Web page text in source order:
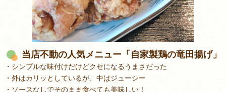
当店不動の人気メニュー「自家製鶏の竜田揚げ」
・シンプルな味付けだけどクセになるうまさだった
・外はカリッとしているが、中はジューシー
・ソースなしでそのまま食べても美味しい！